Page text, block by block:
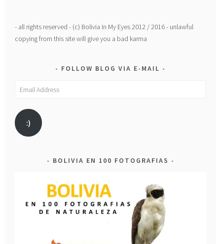
- all rights reserved - (c) Bolivia In My Eyes 2012 / 2016 - unlawful
copying from this site will give you a bad karma
FOLLOW BLOG VIA E-MAIL
Email
:)
BOLIVIA EN 100 FOTOGRAFIAS